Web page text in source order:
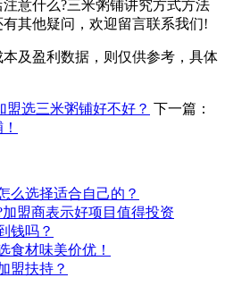
什么?三米粥铺讲究方式方法
其他疑问，欢迎留言联系我们!
本及盈利数据，则仅供参考，具体
盟选三米粥铺好不好？ 下一篇：
么选择适合自己的？
盟商表示好项目值得投资
钱吗？
食材味美价优！
盟扶持？